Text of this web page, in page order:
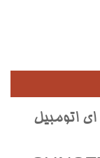
اتومبيل